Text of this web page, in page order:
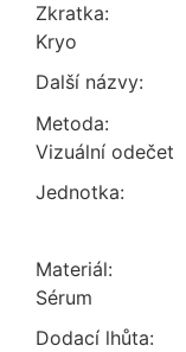
Zkratka:
Kryo
Další názvy:
Metoda:
vizuální odečet
Jednotka:
Materiál:
sérum
Dodací lhůta: